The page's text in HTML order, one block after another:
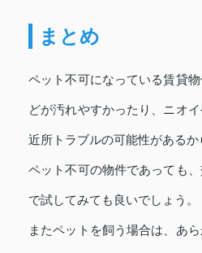
まとめ
ペット不可になっている賃貸
どが汚れやすかったり、ニオ
近所トラブルの可能性があるか
ペット不可の物件であっても
で試してみても良いでしょう。
またペットを飼う場合は、あ